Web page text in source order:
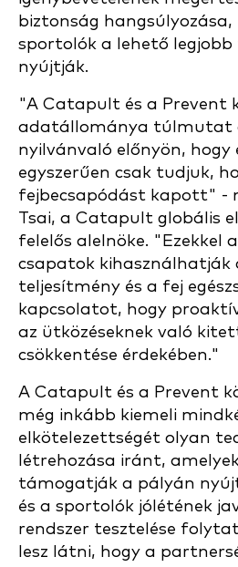
biztonság hangsúlyozása,
sportolók a lehető
nyújtják.
"A Catapult és a Prevent
adatállománya túlmutat
nyilvánvaló előnyön, hogy
egyszerűen csak tudjuk,
fejbecsapódást kapott" -
Tsai, a Catapult globális
felelős alelnöke. "Ezekkel
csapatok kihasználhatják
teljesítmény és a fej
kapcsolatot, hogy
az ütközéseknek való
csökkentése érdekében."
A Catapult és a Prevent
még inkább kiemeli
elkötelezettségét olyan
létrehozása iránt,
támogatják a pályán
és a sportolók jólétének
rendszer tesztelése
lesz látni, hogy a